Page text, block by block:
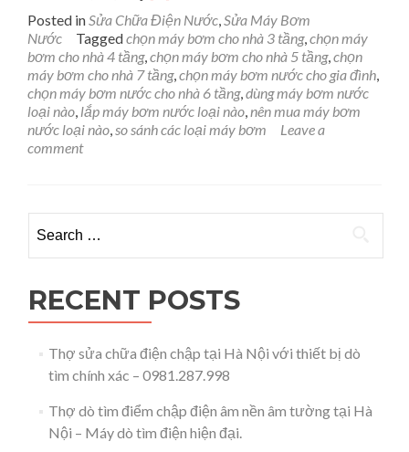
more
about
Nên
chọn
máy
bơm
nước
loại
đình
tầng
–
Posted inSửa Chữa Điện Nước,Sửa Máy Bơm
Nước
Taggedchọn máy bơm cho nhà 3 tầng,chọn máy
bơm cho nhà 4 tầng,chọn máy bơm cho nhà 5 tầng,chọn
máy bơm cho nhà 7 tầng,chọn máy bơm nước cho gia đình,
chọn máy bơm nước cho nhà 6 tầng,dùng máy bơm nước
loại nào, lắp máy bơm nước loại nào,nên mua máy bơm
nước loại nào,so sánh các loại máy bơm
Leave a
comment
RECENT POSTS
Thợ sửa chữa điện chập tại Hà Nội với thiết bị dò
tìm chính xác – 0981.287.998
Thợ dò tìm điểm chập điện âm nền âm tường tại Hà
Nội – Máy dò tìm điện hiện đại.